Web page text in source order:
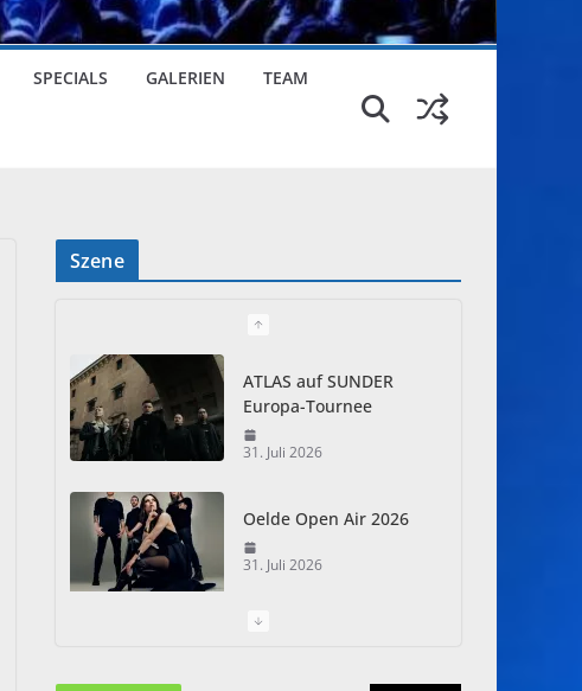
SPECIALS GALERIEN TEAM
Szene
ATLAS auf SUNDER
Europa-Tournee
31. Juli 2026
Oelde Open Air 2026
31. Juli 2026
I Prevail – Violent